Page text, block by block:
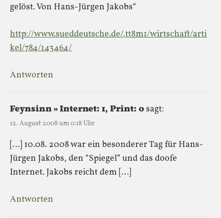
gelöst. Von Hans-Jürgen Jakobs“
http://www.sueddeutsche.de/,tt8m1/wirtschaft/arti
kel/784/143464/
Antworten
Feynsinn » Internet: 1, Print: 0sagt:
12. August 2008 um 0:18 Uhr
[…] 10.08. 2008 war ein besonderer Tag für Hans-
Jürgen Jakobs, den “Spiegel” und das doofe
Internet. Jakobs reicht dem […]
Antworten